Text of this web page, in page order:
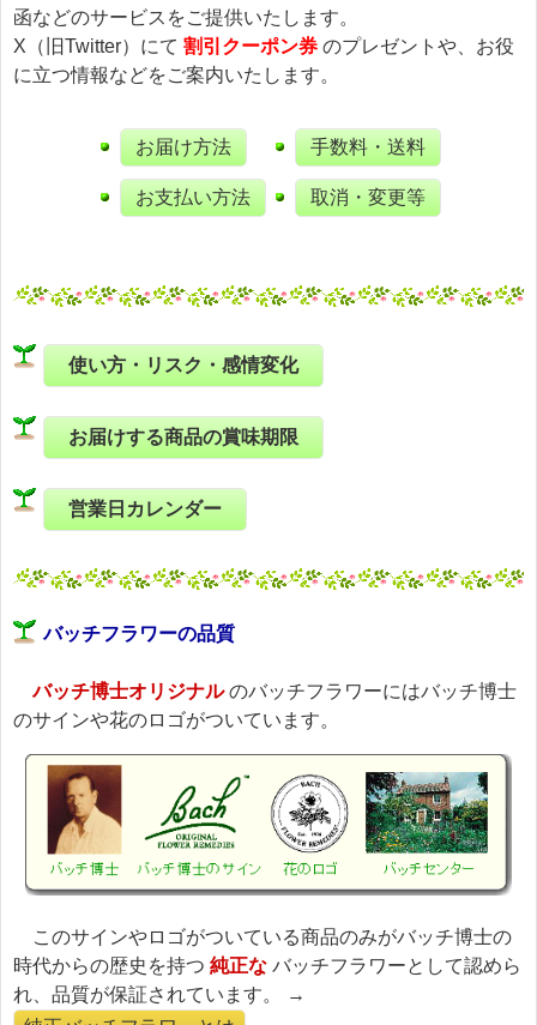
函などのサービスをご提供いたします。
X（旧Twitter）にて 割引クーポン券 のプレゼントや、お役
に立つ情報などをご案内いたします。
お届け方法
お支払い方法
手数料・送料
取消・変更等
使い方・リスク・感情変化
お届けする商品の賞味期限
営業日カレンダー
バッチフラワーの品質
バッチ博士オリジナルのバッチフラワーにはバッチ博士
のサインや花のロゴがついています。
このサインやロゴがついている商品のみがバッチ博士の
時代からの歴史を持つ 純正な バッチフラワーとして認めら
れ、品質が保証されています。 →